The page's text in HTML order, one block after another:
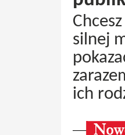
silnej
ich